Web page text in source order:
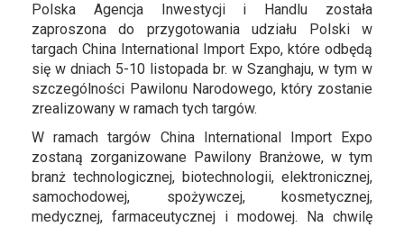
Polska Agencja Inwestycji i Handlu została
zaproszona do przygotowania udziału Polski w
targach China International Import Expo, które odbędą
się w dniach 5-10 listopada br. w Szanghaju, w tym w
szczególności Pawilonu Narodowego, który zostanie
zrealizowany w ramach tych targów.
W ramach targów China International Import Expo
zostaną zorganizowane Pawilony Branżowe, w tym
branż technologicznej, biotechnologii, elektronicznej,
samochodowej, spożywczej, kosmetycznej,
medycznej, farmaceutycznej i modowej. Na chwilę